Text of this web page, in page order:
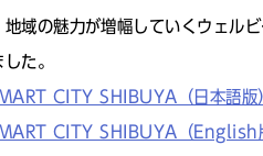
域の魅力が増幅していくウェル
た。
CITY SHIBUYA（日本語版
CITY SHIBUYA（English版